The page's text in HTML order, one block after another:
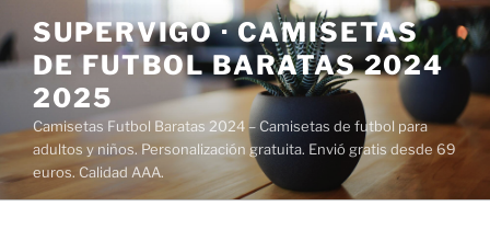
al
contenido
SUPERVIGO · CAMISETAS
DE FUTBOL BARATAS 2024
2025
Camisetas Futbol Baratas 2024 – Camisetas de futbol para
adultos y niños. Personalización gratuita. Envió gratis desde 69
euros. Calidad AAA.